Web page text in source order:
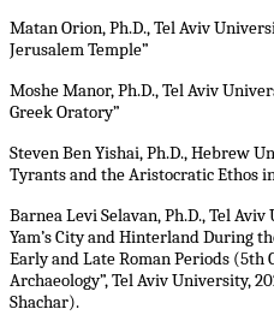
Matan Orion, Ph.D., Tel Aviv
Jerusalem Temple”
Moshe Manor, Ph.D., Tel Aviv
Greek Oratory”
Steven Ben Yishai, Ph.D., Hebrew
Tyrants and the Aristocratic Ethos
Barnea Levi Selavan, Ph.D., Tel
Yam’s City and Hinterland During
Early and Late Roman Periods (5th
Archaeology”, Tel Aviv University,
Shachar).